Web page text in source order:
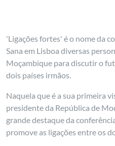
'Ligações fortes' é o nome da
Sana em Lisboa diversas
Moçambique para discutir o
dois países irmãos.
Naquela que é a sua primeira
presidente da República de
grande destaque da
promove as ligações entre os